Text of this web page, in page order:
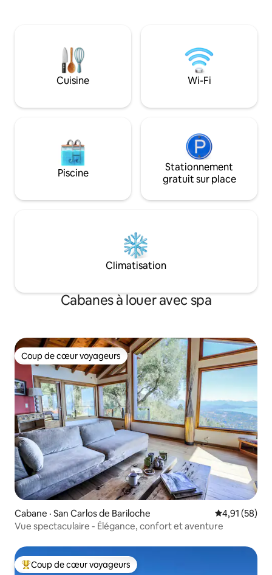
détendre et profiter de la nature. Vous
pourrez vous promener, faire du kayak,
pêcher ou simplement profiter de la
lecture d'un livre sur la jetée privée.
toujours prêt à vous aider. Pas
déjeuner
Cuisine Wi-Fi
Piscine
Stationnement
gratuit sur place
Climatisation
Cabanes à louer avec spa
Coup de cœur voyageurs
Coup de cœur voyageurs
Cabane · San Carlos de Bariloche Note
4,91 (58)
Vue spectaculaire - Élégance, confort et aventure
Coup de cœur voyageurs parmi les plus aimés
Coup de cœur voyageurs